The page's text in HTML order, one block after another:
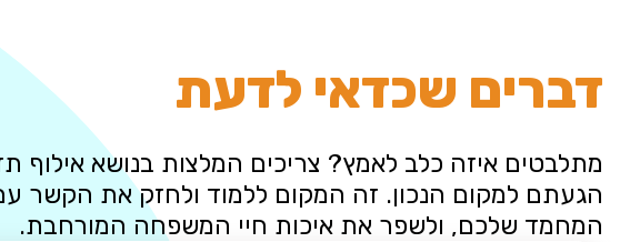
דברים שכדאי לדעת
מתלבטים איזה כלב לאמץ? צריכים המלצות בנושא אילוף
הגעתם למקום הנכון. זה המקום ללמוד ולחזק את הקשר
המחמד שלכם, ולשפר את איכות חיי המשפחה המורחבת.